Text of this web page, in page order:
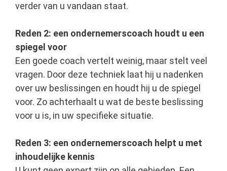
verder van u vandaan staat.
Reden 2: een ondernemerscoach houdt u een
spiegel voor
Een goede coach vertelt weinig, maar stelt veel
vragen. Door deze techniek laat hij u nadenken
over uw beslissingen en houdt hij u de spiegel
voor. Zo achterhaalt u wat de beste beslissing
voor u is, in uw specifieke situatie.
Reden 3: een ondernemerscoach helpt u met
inhoudelijke kennis